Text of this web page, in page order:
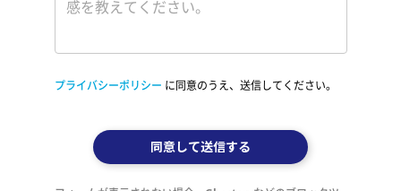
プライバシーポリシー に同意のうえ、送信してください。
同意して送信する